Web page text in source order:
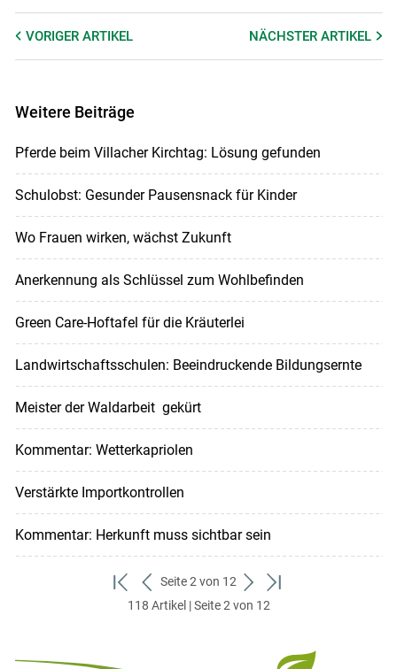
VORIGER ARTIKEL NÄCHSTERARTIKEL
Weitere Beiträge
Pferde beim Villacher Kirchtag: Lösung gefunden
Schulobst: Gesunder Pausensnack für Kinder
Wo Frauen wirken, wächst Zukunft
Anerkennung als Schlüssel zum Wohlbefinden
Green Care-Hoftafel für die Kräuterlei
Landwirtschaftsschulen: Beeindruckende Bildungsernte
Meister der Waldarbeit gekürt
Kommentar: Wetterkapriolen
Verstärkte Importkontrollen
Kommentar: Herkunft muss sichtbar sein
zum
ersten
zurück
zum
Seite 2 von 12
weiter
zum
zum
118 Artikel | Seite 2 von 12